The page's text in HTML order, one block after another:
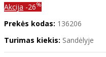
Akcija -26%
Prekės kodas: 136206
Turimas kiekis: Sandėlyje